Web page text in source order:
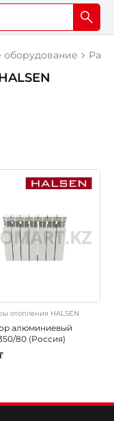
оборудование
отопления HALSEN
алюминиевый
80 (Россия)